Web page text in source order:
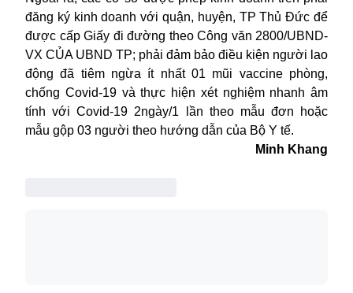
đăng ký kinh doanh với quận, huyện, TP Thủ Đức để
được cấp Giấy đi đường theo Công văn 2800/UBND-
VX CỦA UBND TP; phải đảm bảo điều kiện người lao
động đã tiêm ngừa ít nhất 01 mũi vaccine phòng,
chống Covid-19 và thực hiện xét nghiệm nhanh âm
tính với Covid-19 2ngày/1 lần theo mẫu đơn hoặc
mẫu gộp 03 người theo hướng dẫn của Bộ Y tế.
Minh Khang